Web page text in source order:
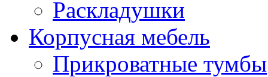
Раскладушки
Корпусная мебель
Прикроватные тумбы